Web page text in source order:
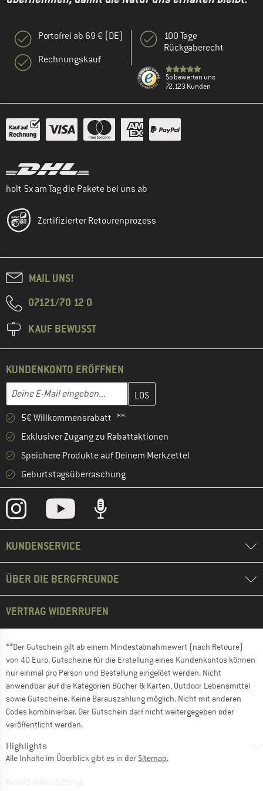
Portofrei ab 69 € (DE)
Rechnungskauf
100 Tage
Rückgaberecht
So bewerten uns
72.123 Kunden
holt 5x am Tag die Pakete bei uns ab
Zertifizierter Retourenprozess
MAIL UNS!
07121/70 12 0
KAUF BEWUSST
KUNDENKONTO ERÖFFNEN
E-Mail-Adresse
Gib hier deine E-Mail-Adresse ein und erstelle im nächsten
5€ Willkommensrabatt **
Exklusiver Zugang zu Rabattaktionen
Speichere Produkte auf Deinem Merkzettel
Geburtstagsüberraschung
KUNDENSERVICE
ÜBER DIE BERGFREUNDE
VERTRAG WIDERRUFEN
**Der Gutschein gilt ab einem Mindestabnahmewert (nach Retoure)
von 40 Euro. Gutscheine für die Erstellung eines Kundenkontos können
nur einmal pro Person und Bestellung eingelöst werden. Nicht
anwendbar auf die Kategorien Bücher & Karten, Outdoor Lebensmittel
sowie Gutscheine. Keine Barauszahlung möglich. Nicht mit anderen
Codes kombinierbar. Der Gutschein darf nicht weitergegeben oder
veröffentlicht werden.
Highlights
Alle Inhalte im Überblick gibt es in der Sitemap.